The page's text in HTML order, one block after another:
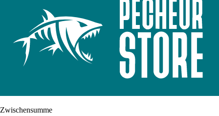
Zwischensumme